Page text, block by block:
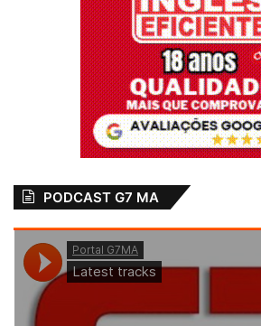
Ataca Professores
Greve Maranhão
Secretario
PODCAST G7 MA